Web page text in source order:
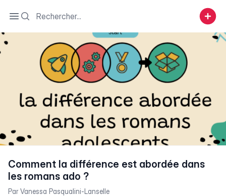
Open sidebar
Search
Comment la différence est abordée dans
les romans ado ?
ParVanessa Pasqualini-Lanselle